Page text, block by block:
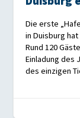
Die erste
in Duisburg
Rund 120
Einladung des
des einzigen